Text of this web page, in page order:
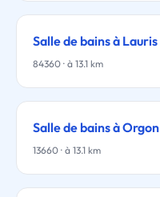
Salle de bains à Lauris
84360 · à 13.1 km
Salle de bains à Orgon
13660 · à 13.1 km